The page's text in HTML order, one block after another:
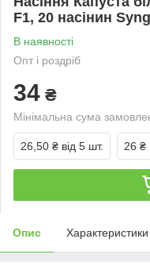
F1, 20 насінин
В наявності
Опт і роздріб
34 ₴
Мінімальна сума
26,50 ₴ від 5 шт. 26 ₴
Опис Характеристики